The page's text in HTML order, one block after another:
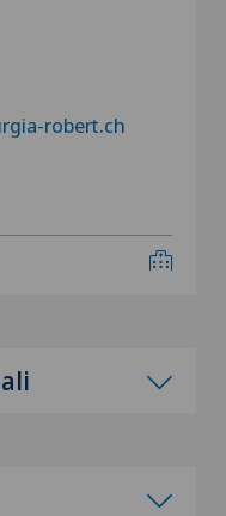
robert.ch